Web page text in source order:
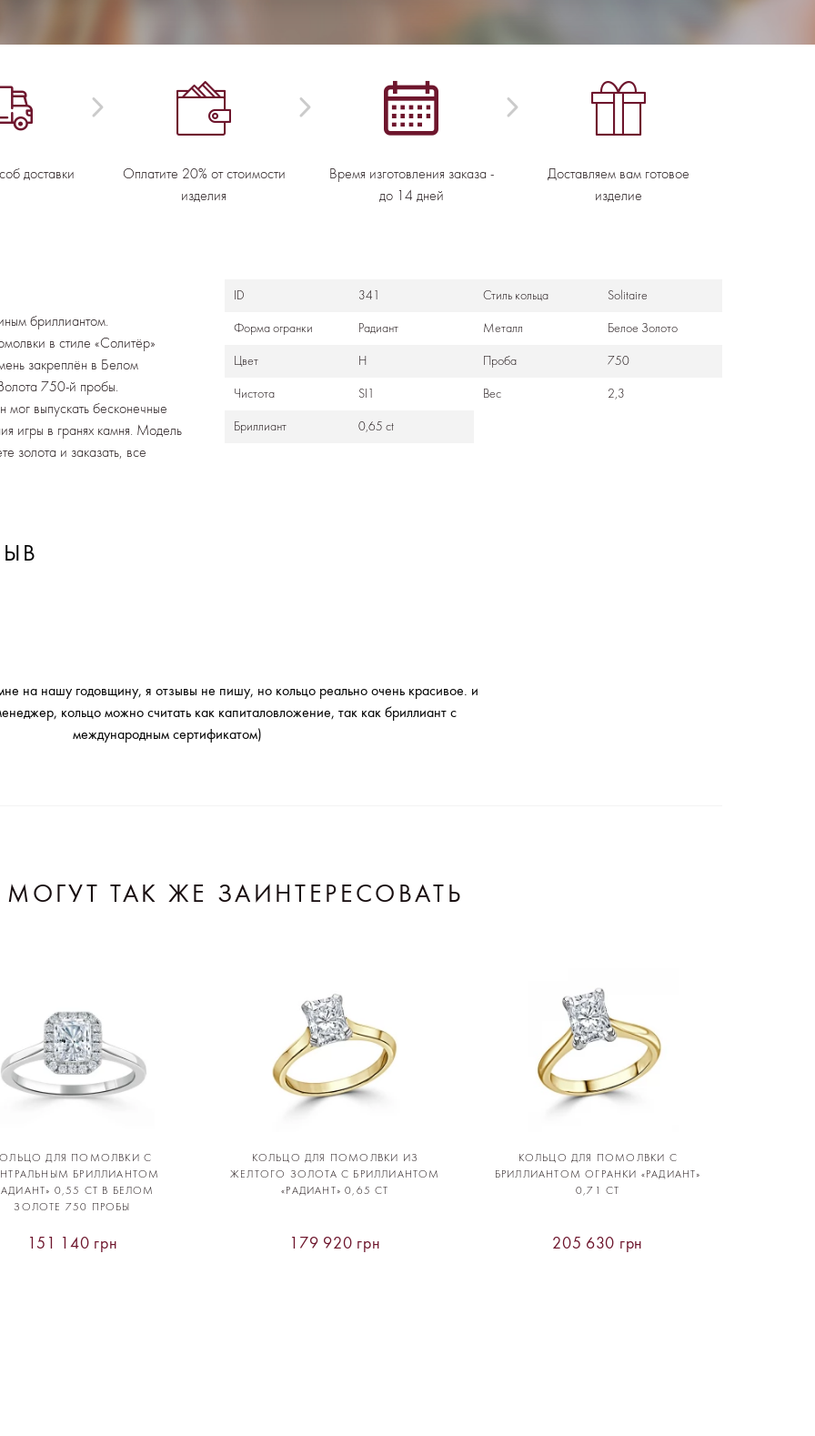
доставки
Оплатите 20% от стоимости
изделия
Время изготовления заказа -
до 14 дней
Доставляем вам готовое
изделие
бриллиантом.
в стиле «Солитёр»
закреплён в Белом
750-й пробы.
выпускать бесконечные
игры в гранях камня. Модель
золота и заказать, все
ID 341 Стиль кольца Solitaire
Формa огранки Радиант Металл Белое Золото
Цвет H Проба 750
Чистота SI1 Вес 2,3
Бриллиант 0,65 ct
на нашу годовщину, я отзывы не пишу, но кольцо реально очень красивое. и
кольцо можно считать как капиталовложение, так как бриллиант с
международным сертификатом)
ТАК ЖЕ ЗАИНТЕРЕСОВАТЬ
ДЛЯ ПОМОЛВКИ С
БРИЛЛИАНТОМ
0,55 CT В БЕЛОМ
ЗОЛОТЕ 750 ПРОБЫ
151 140 грн
КОЛЬЦО ДЛЯ ПОМОЛВКИ ИЗ
ЖЕЛТОГО ЗОЛОТА С БРИЛЛИАНТОМ
«РАДИАНТ» 0,65 CT
179 920 грн
КОЛЬЦО ДЛЯ ПОМОЛВКИ С
БРИЛЛИАНТОМ ОГРАНКИ «РАДИАНТ»
0,71 CT
205 630 грн